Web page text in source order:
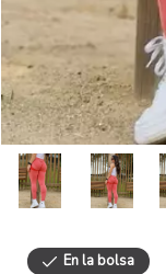
36% de descuento